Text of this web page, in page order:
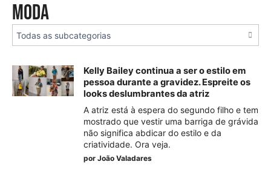
Moda
Kelly Bailey continua a ser o estilo em
pessoa durante a gravidez. Espreite os
looks deslumbrantes da atriz
A atriz está à espera do segundo filho e tem
mostrado que vestir uma barriga de grávida
não significa abdicar do estilo e da
criatividade. Ora veja.
por João Valadares